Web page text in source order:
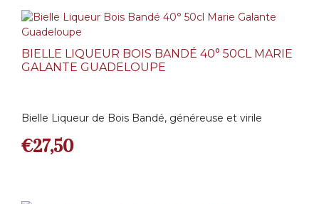
BIELLE LIQUEUR BOIS BANDÉ 40° 50CL MARIE
GALANTE GUADELOUPE
Bielle Liqueur de Bois Bandé, généreuse et virile
€27,50